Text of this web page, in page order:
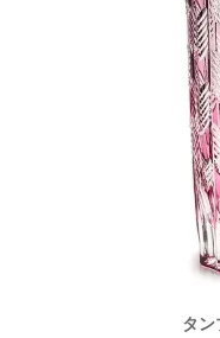
タ